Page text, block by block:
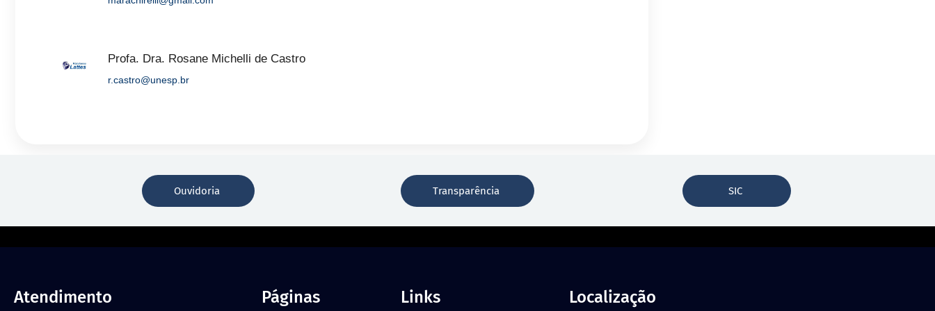
Profa. Dra. Rosane Michelli de Castro
r.castro@unesp.br
Ouvidoria Transparência SIC
Atendimento Páginas Links Localização